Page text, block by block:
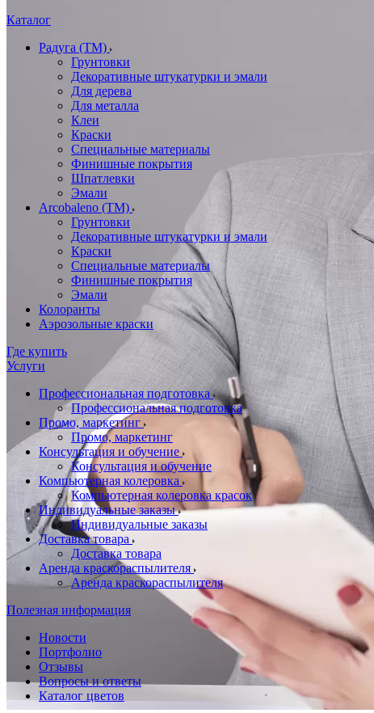
Каталог
Радуга (ТМ)
Грунтовки
Декоративные штукатурки и эмали
Для дерева
Для металла
Клеи
Краски
Специальные материалы
Финишные покрытия
Шпатлевки
Эмали
Arcobaleno (ТМ)
Грунтовки
Декоративные штукатурки и эмали
Краски
Специальные материалы
Финишные покрытия
Эмали
Колоранты
Аэрозольные краски
Где купить
Услуги
Профессиональная подготовка
Профессиональная подготовка
Промо, маркетинг
Промо, маркетинг
Консультация и обучение
Консультация и обучение
Компьютерная колеровка
Компьютерная колеровка красок
Индивидуальные заказы
Индивидуальные заказы
Доставка товара
Доставка товара
Аренда краскораспылителя
Аренда краскораспылителя
Полезная информация
Новости
Портфолио
Отзывы
Вопросы и ответы
Каталог цветов